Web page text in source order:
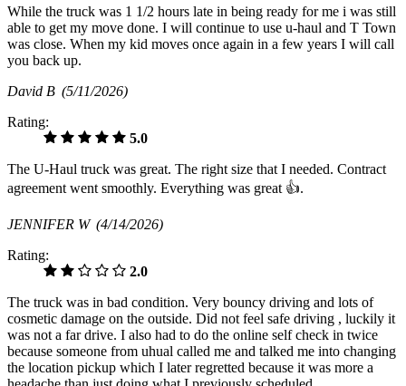
While the truck was 1 1/2 hours late in being ready for me i was still
able to get my move done. I will continue to use u-haul and T Town
was close. When my kid moves once again in a few years I will call
you back up.
David B (5/11/2026)
Rating:
5.0
The U-Haul truck was great. The right size that I needed. Contract
agreement went smoothly. Everything was great 👍.
JENNIFER W (4/14/2026)
Rating:
2.0
The truck was in bad condition. Very bouncy driving and lots of
cosmetic damage on the outside. Did not feel safe driving , luckily it
was not a far drive. I also had to do the online self check in twice
because someone from uhual called me and talked me into changing
the location pickup which I later regretted because it was more a